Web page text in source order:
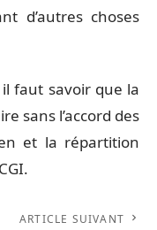
d’autres choses
faut savoir que la
sans l’accord des
et la répartition
ARTICLE SUIVANT